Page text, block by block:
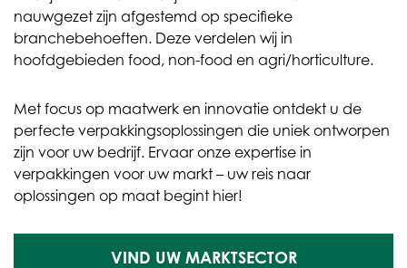
nauwgezet zijn afgestemd op specifieke
branchebehoeften. Deze verdelen wij in
hoofdgebieden food, non-food en agri/horticulture.
Met focus op maatwerk en innovatie ontdekt u de
perfecte verpakkingsoplossingen die uniek ontworpen
zijn voor uw bedrijf. Ervaar onze expertise in
verpakkingen voor uw markt – uw reis naar
oplossingen op maat begint hier!
VIND UW MARKTSECTOR